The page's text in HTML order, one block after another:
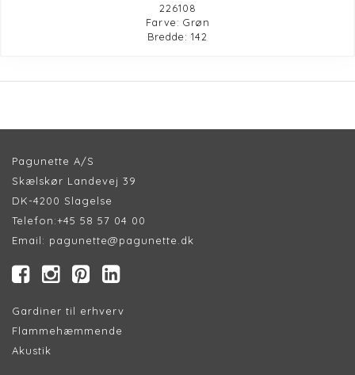
226108
Farve: Grøn
Bredde: 142
Pagunette A/S
Skælskør Landevej 39
DK-4200 Slagelse
Telefon:+45 58 57 04 00
Email: pagunette@pagunette.dk
Gardiner til erhverv
Flammehæmmende
Akustik